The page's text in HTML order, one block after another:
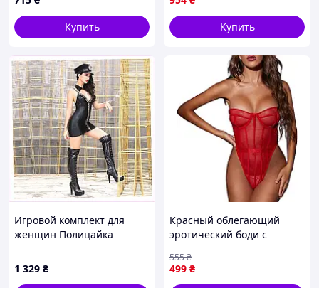
Купить
Комплект Белье с
Открытой Грудью
Купить
Игровой комплект для
женщин Полицайка
H95695T4
1 329 ₴
Красный облегающий
эротический боди с
декольте M
499 ₴
555₴